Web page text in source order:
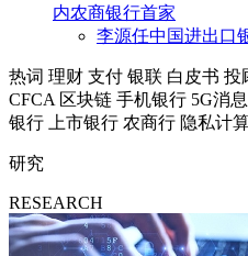
内农商银行首家
李源任中国进出口
热词 理财 支付 银联 白皮书 投
CFCA 区块链 手机银行 5G消息
银行
上市银行 农商行 隐私计
研究
RESEARCH